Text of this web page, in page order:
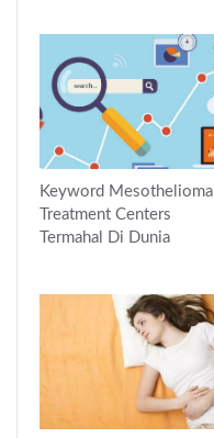
Keyword Mesothelioma
Treatment Centers
Termahal Di Dunia